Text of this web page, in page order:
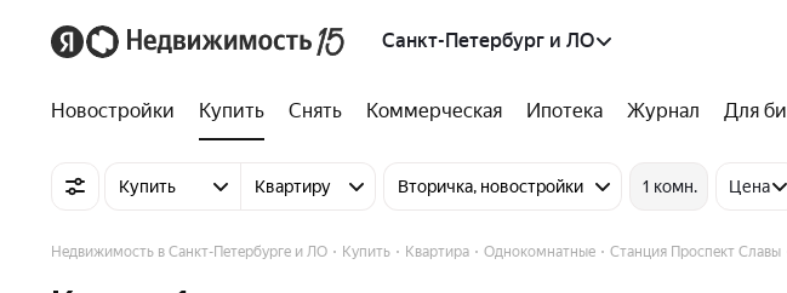
Санкт-Петербург и ЛО
Новостройки Купить Снять Коммерческая Ипотека Журнал Для
Купить Квартиру Вторичка, новостройки 1 комн. Цена
Недвижимость в Санкт-Петербурге и ЛО Купить Квартира Однокомнатные Станция Проспект Славы